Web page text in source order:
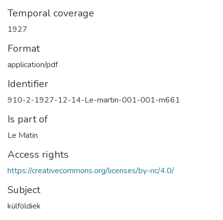
Temporal coverage
1927
Format
application/pdf
Identifier
910-2-1927-12-14-Le-martin-001-001-m661
Is part of
Le Matin
Access rights
https://creativecommons.org/licenses/by-nc/4.0/
Subject
külföldiek